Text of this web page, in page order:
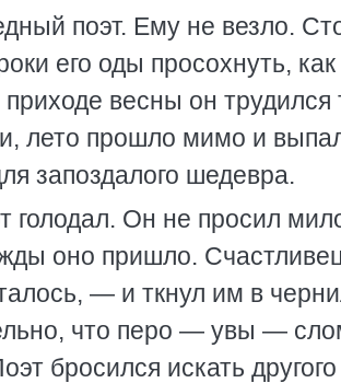
поэт. Ему не везло.
его оды просохнуть,
весны он
лето прошло мимо и
запоздалого шедевра.
голодал. Он не просил
оно пришло.
— и ткнул им в
что перо — увы —
бросился искать